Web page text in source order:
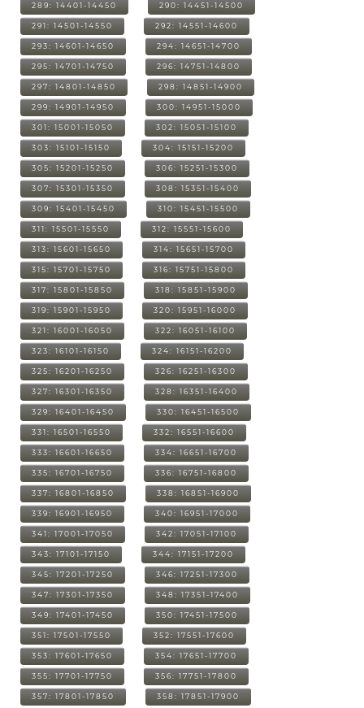
289: 14401-14450 290: 14451-14500
291: 14501-14550 292: 14551-14600
293: 14601-14650 294: 14651-14700
295: 14701-14750 296: 14751-14800
297: 14801-14850 298: 14851-14900
299: 14901-14950 300: 14951-15000
301: 15001-15050 302: 15051-15100
303: 15101-15150 304: 15151-15200
305: 15201-15250 306: 15251-15300
307: 15301-15350 308: 15351-15400
309: 15401-15450 310: 15451-15500
311: 15501-15550 312: 15551-15600
313: 15601-15650 314: 15651-15700
315: 15701-15750 316: 15751-15800
317: 15801-15850 318: 15851-15900
319: 15901-15950 320: 15951-16000
321: 16001-16050 322: 16051-16100
323: 16101-16150 324: 16151-16200
325: 16201-16250 326: 16251-16300
327: 16301-16350 328: 16351-16400
329: 16401-16450 330: 16451-16500
331: 16501-16550 332: 16551-16600
333: 16601-16650 334: 16651-16700
335: 16701-16750 336: 16751-16800
337: 16801-16850 338: 16851-16900
339: 16901-16950 340: 16951-17000
341: 17001-17050 342: 17051-17100
343: 17101-17150 344: 17151-17200
345: 17201-17250 346: 17251-17300
347: 17301-17350 348: 17351-17400
349: 17401-17450 350: 17451-17500
351: 17501-17550 352: 17551-17600
353: 17601-17650 354: 17651-17700
355: 17701-17750 356: 17751-17800
357: 17801-17850 358: 17851-17900